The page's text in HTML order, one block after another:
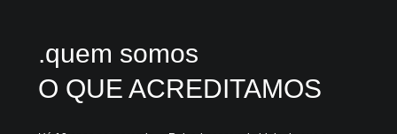
.quem somos
O QUE ACREDITAMOS